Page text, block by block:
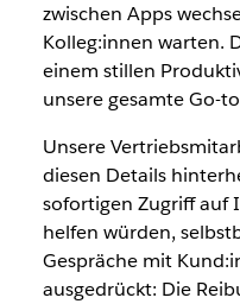
zwischen Apps
Kolleg:innen warten.
einem stillen
unsere gesamte Go-
Unsere
diesen Details
sofortigen Zugriff auf
helfen würden,
Gespräche mit
ausgedrückt: Die